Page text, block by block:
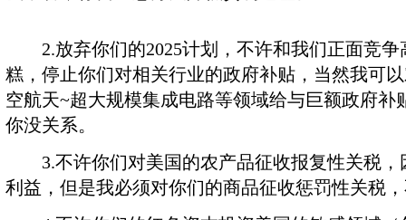
2.放弃你们的2025计划，不许和我们正面竞争
糕，停止你们对相关行业的政府补贴，当然我可
空航天~超大规模集成电路等领域给与巨额政府补
你没关系。
3.不许你们对美国的农产品征收报复性关税，
利益，但是我必须对你们的商品征收惩罚性关税